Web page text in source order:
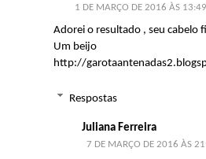
1 DE MARÇO DE 2016 ÀS 13:49
Adorei o resultado , seu cabelo
Um beijo
http://
Respostas
Juliana Ferreira
7 DE MARÇO DE 2016 ÀS